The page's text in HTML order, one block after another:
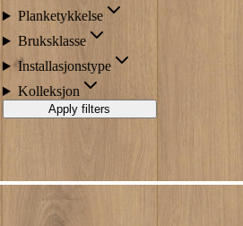
Planketykkelse
Bruksklasse
Installasjonstype
Kolleksjon
Apply filters